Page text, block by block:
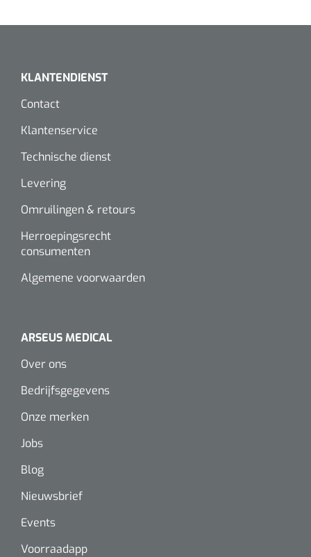
KLANTENDIENST
Contact
Klantenservice
Technische dienst
Levering
Omruilingen & retours
Herroepingsrecht
consumenten
Algemene voorwaarden
ARSEUS MEDICAL
Over ons
Bedrijfsgegevens
Onze merken
Jobs
Blog
Nieuwsbrief
Events
Voorraadapp